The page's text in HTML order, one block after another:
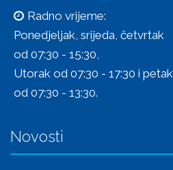
Radno vrijeme:
Ponedjeljak, srijeda, četvrtak
od 07:30 - 15:30,
Utorak od 07:30 - 17:30 i petak
od 07:30 - 13:30.
Novosti